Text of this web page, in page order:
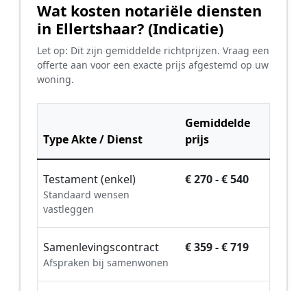
Wat kosten notariële diensten
in Ellertshaar? (Indicatie)
Let op: Dit zijn gemiddelde richtprijzen. Vraag een
offerte aan voor een exacte prijs afgestemd op uw
woning.
Type Akte / Dienst
Gemiddelde
prijs
Testament (enkel)
Standaard wensen
vastleggen
€ 270 - € 540
Samenlevingscontract
Afspraken bij samenwonen
€ 359 - € 719